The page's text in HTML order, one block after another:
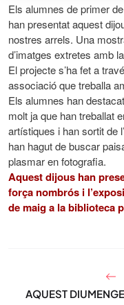
y
Els alumnes de primer
han presentat aquest
nostres arrels. Una
d’imatges extretes amb
El projecte s’ha fet a
associació que treballa
Els alumnes han
molt ja que han treballat
artístiques i han sortit de
han hagut de buscar
plasmar en fotografia.
Aquest dijous han
força nombrós i
de maig a la biblioteca
AQUEST